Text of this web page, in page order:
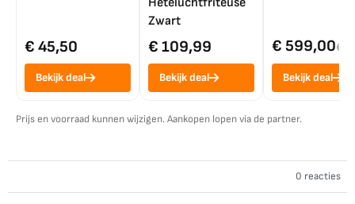
€ 45,50
Bekijk deal
Heteluchtfriteuse
Zwart
€ 109,99
Bekijk deal
€ 599,00€
Bekijk deal
Prijs en voorraad kunnen wijzigen. Aankopen lopen via de partner.
0 reacties